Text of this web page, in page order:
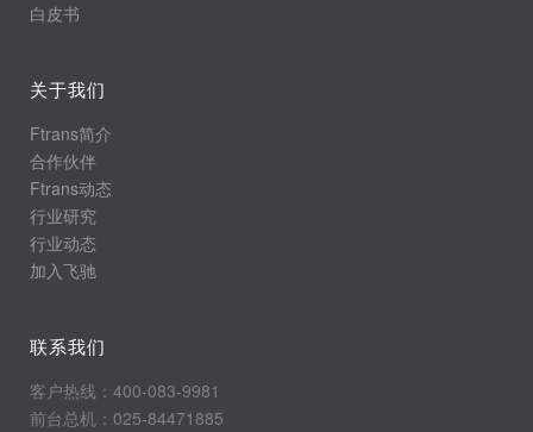
白皮书
关于我们
Ftrans简介
合作伙伴
Ftrans动态
行业研究
行业动态
加入飞驰
联系我们
客户热线：400-083-9981
前台总机：025-84471885